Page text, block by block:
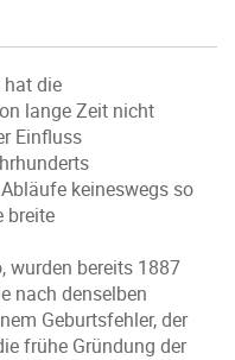
hat die
lange Zeit nicht
Einfluss
keineswegs so
breite
wurden bereits 1887
nach denselben
Geburtsfehler, der
frühe Gründung der